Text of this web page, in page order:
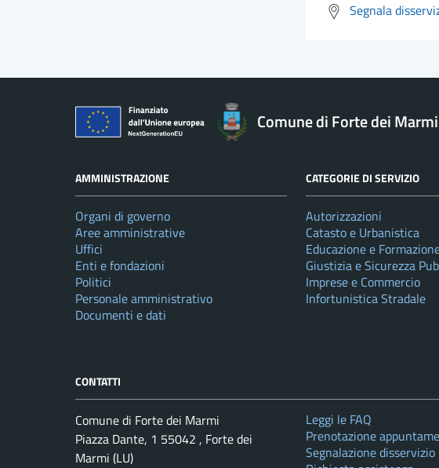
Segnala
Comune di Forte dei Marmi
AMMINISTRAZIONE
Organi di governo
Aree amministrative
Uffici
Enti e fondazioni
Politici
Personale amministrativo
Documenti e dati
CATEGORIE DI SERVIZIO
Autorizzazioni
Catasto e Urbanistica
Educazione e
Giustizia e Sicurezza
Imprese e Commercio
Infortunistica Stradale
CONTATTI
Comune di Forte dei Marmi
Piazza Dante, 1 55042 , Forte dei
Marmi (LU)
Leggi le FAQ
Prenotazione
Segnalazione disservizio